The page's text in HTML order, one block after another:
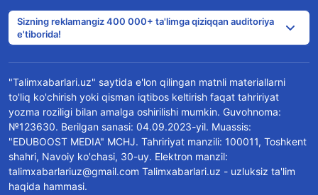
Sizning reklamangiz 400 000+ ta'limga qiziqqan auditoriya
e'tiborida!
"Talimxabarlari.uz" saytida e'lon qilingan matnli materiallarni
to'liq ko'chirish yoki qisman iqtibos keltirish faqat tahririyat
yozma roziligi bilan amalga oshirilishi mumkin. Guvohnoma:
№123630. Berilgan sanasi: 04.09.2023-yil. Muassis:
"EDUBOOST MEDIA" MCHJ. Tahririyat manzili: 100011, Toshkent
shahri, Navoiy ko'chasi, 30-uy. Elektron manzil:
talimxabarlariuz@gmail.com Talimxabarlari.uz - uzluksiz ta'lim
haqida hammasi.